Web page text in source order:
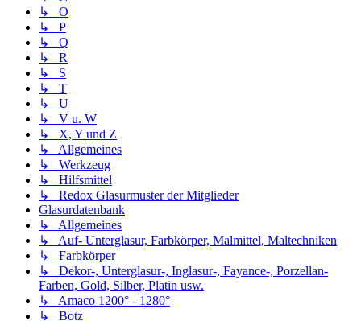
↳ O
↳ P
↳ Q
↳ R
↳ S
↳ T
↳ U
↳ V u. W
↳ X, Y und Z
↳ Allgemeines
↳ Werkzeug
↳ Hilfsmittel
↳ Redox Glasurmuster der Mitglieder
Glasurdatenbank
↳ Allgemeines
↳ Auf- Unterglasur, Farbkörper, Malmittel, Maltechniken
↳ Farbkörper
↳ Dekor-, Unterglasur-, Inglasur-, Fayance-, Porzellan-
Farben, Gold, Silber, Platin usw.
↳ Amaco 1200° - 1280°
↳ Botz